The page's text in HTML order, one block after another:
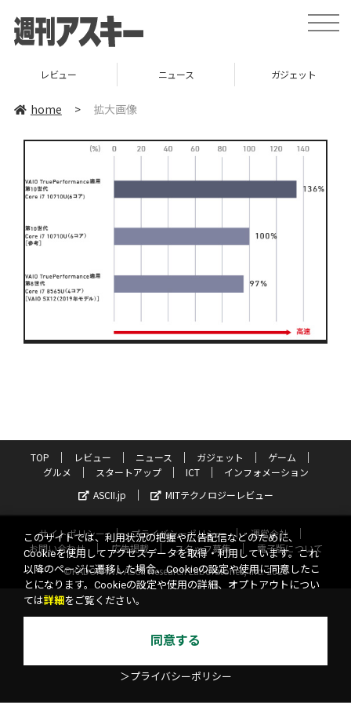
toggle
レビュー ニュース ガジェット
home > 拡大画像
TOP レビュー ニュース ガジェット
ゲーム
グルメ
スタートアップ ICT
インフォメーション
ASCII.jp
MITテクノロジーレビュー
サイトポリシー プライバシーポリシー
運営会社
お問い合わせ
広告掲載 スタッフ募集
電子版について
©KADOKAWA ASCII Research Laboratories, Inc. 2026
このサイトでは、利用状況の把握や広告配信などのために、
Cookieを使用してアクセスデータを取得・利用しています。これ
以降のページに遷移した場合、Cookieの設定や使用に同意したこ
とになります。Cookieの設定や使用の詳細、オプトアウトについ
ては詳細 をご覧ください。
同意する
＞プライバシーポリシー